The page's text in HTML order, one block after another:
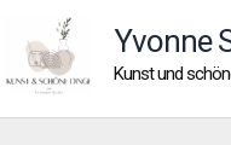
Inhalt
springen
Yvonne
Kunst und